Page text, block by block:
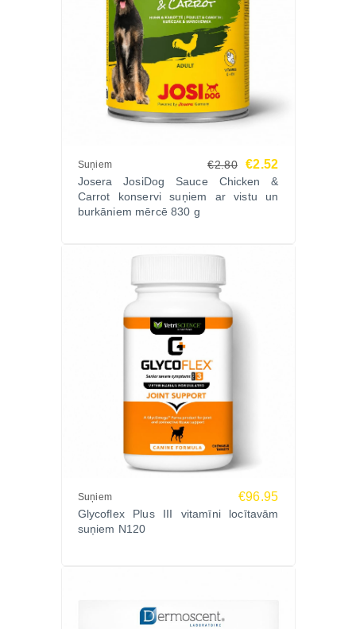
Suņiem €2.80 €2.52
Josera JosiDog Sauce Chicken &
Carrot konservi suņiem ar vistu un
burkāniem mērcē 830 g
Suņiem €96.95
Glycoflex Plus III vitamīni locītavām
suņiem N120